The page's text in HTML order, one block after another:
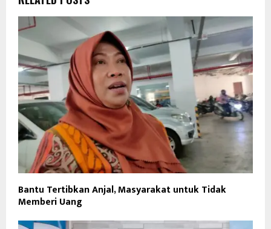
Bantu Tertibkan Anjal, Masyarakat untuk Tidak
Memberi Uang